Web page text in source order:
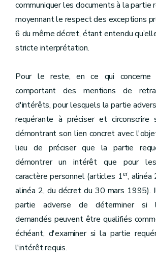
communiquer les documents à la partie
moyennant le respect des exceptions
6 du même décret, étant entendu
stricte interprétation.
Pour le reste, en ce qui concerne
comportant des mentions de
d'intérêts, pour lesquels la partie
requérante à préciser et circonscrire
démontrant son lien concret avec
lieu de préciser que la partie
démontrer un intérêt que pour
caractère personnel (articles 1er, alinéa
alinéa 2, du décret du 30 mars 1995).
partie adverse de déterminer si
demandés peuvent être qualifiés
échéant, d'examiner si la partie
l'intérêt requis.